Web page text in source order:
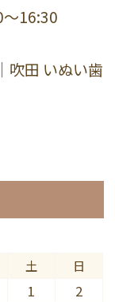
16:30
土 日
1
2